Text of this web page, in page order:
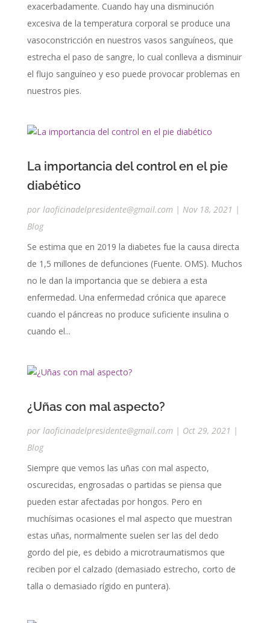
exacerbadamente. Cuando hay una disminución
excesiva de la temperatura corporal se produce una
vasoconstricción en nuestros vasos sanguíneos, que
estrecha el paso de sangre, lo cual conlleva a disminuir
el flujo sanguíneo y eso puede provocar problemas en
nuestros pies.
La importancia del control en el pie
diabético
por laoficinadelpresidente@gmail.com| Nov 18, 2021 |
Blog
Se estima que en 2019 la diabetes fue la causa directa
de 1,5 millones de defunciones (Fuente. OMS). Muchos
no le dan la importancia que se debiera a esta
enfermedad. Una enfermedad crónica que aparece
cuando el páncreas no produce suficiente insulina o
cuando el...
¿Uñas con mal aspecto?
por laoficinadelpresidente@gmail.com| Oct 29, 2021 |
Blog
Siempre que vemos las uñas con mal aspecto,
oscurecidas, engrosadas o partidas se piensa que
pueden estar afectadas por hongos. Pero en
muchísimas ocasiones el mal aspecto que muestran
estas uñas, normalmente suelen ser las del dedo
gordo del pie, es debido a microtraumatismos que
reciben por el calzado (demasiado estrecho, corto de
talla o demasiado rígido en puntera).